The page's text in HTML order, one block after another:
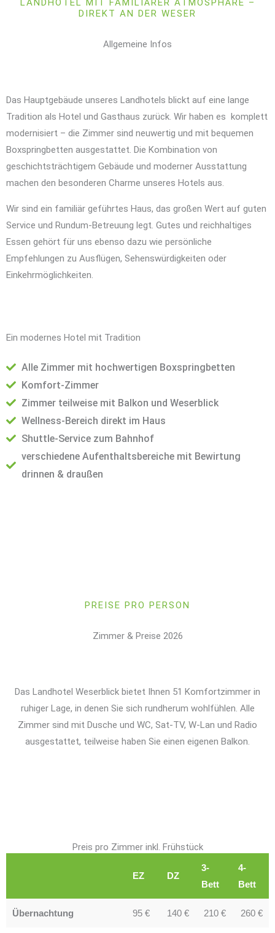
LANDHOTEL MIT FAMILIÄRER ATMOSPHÄRE –
DIREKT AN DER WESER
Allgemeine Infos
Das Hauptgebäude unseres Landhotels blickt auf eine lange
Tradition als Hotel und Gasthaus zurück. Wir haben es komplett
modernisiert – die Zimmer sind neuwertig und mit bequemen
Boxspringbetten ausgestattet. Die Kombination von
geschichtsträchtigem Gebäude und moderner Ausstattung
machen den besonderen Charme unseres Hotels aus.
Wir sind ein familiär geführtes Haus, das großen Wert auf guten
Service und Rundum-Betreuung legt. Gutes und reichhaltiges
Essen gehört für uns ebenso dazu wie persönliche
Empfehlungen zu Ausflügen, Sehenswürdigkeiten oder
Einkehrmöglichkeiten.
Ein modernes Hotel mit Tradition
Alle Zimmer mit hochwertigen Boxspringbetten
Komfort-Zimmer
Zimmer teilweise mit Balkon und Weserblick
Wellness-Bereich direkt im Haus
Shuttle-Service zum Bahnhof
verschiedene Aufenthaltsbereiche mit Bewirtung
drinnen & draußen
PREISE PRO PERSON
Zimmer & Preise 2026
Das Landhotel Weserblick bietet Ihnen 51 Komfortzimmer in
ruhiger Lage, in denen Sie sich rundherum wohlfühlen. Alle
Zimmer sind mit Dusche und WC, Sat-TV, W-Lan und Radio
ausgestattet, teilweise haben Sie einen eigenen Balkon.
Preis pro Zimmer inkl. Frühstück
EZ DZ
3-
Bett
4-
Bett
Übernachtung 95 € 140 € 210 € 260 €